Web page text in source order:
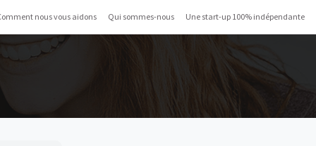
nous vous aidons Qui sommes-nous Une start-up 100% indépendante